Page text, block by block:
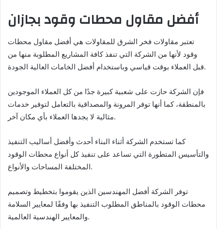
أفضل مقاول محطات وقود بجازان
تعتبر مقاولات فخر الشرق للمقاولات هي أفضل مقاول محطات
وقود لأنها من الشركة التي تنفذ كافة المشاريع المطلوبة منها من
قبل العملاء بوقت قياسي وباستخدام أفضل الخامات العالية الجودة.
فإن الشركة حازت على شعبية كبيرة جدًا من كل العملاء الموجودين
بالمنطقة، كما أنها توفر المرونة والمصداقية بالتعامل لتوفير خدمات
مثالية لا يجدها العملاء بأي مكان آخر.
كما تستخدم الشركة أثناء البناء أحدث وأفضل أساليب التنفيذ
والتأسيس المتطورة التي تساعد على تنفيذ كل أنواع محطات الوقود
المختلفة المساحات والأنواع.
توفر الشركة أفضل المهندسين الذين يقوموا بتخطيط وتصميم
محطات الوقود بالمناطق المطلوب التنفيذ بها وفقًا لمعايير السلامة
والمعايير الهندسية العالمية.